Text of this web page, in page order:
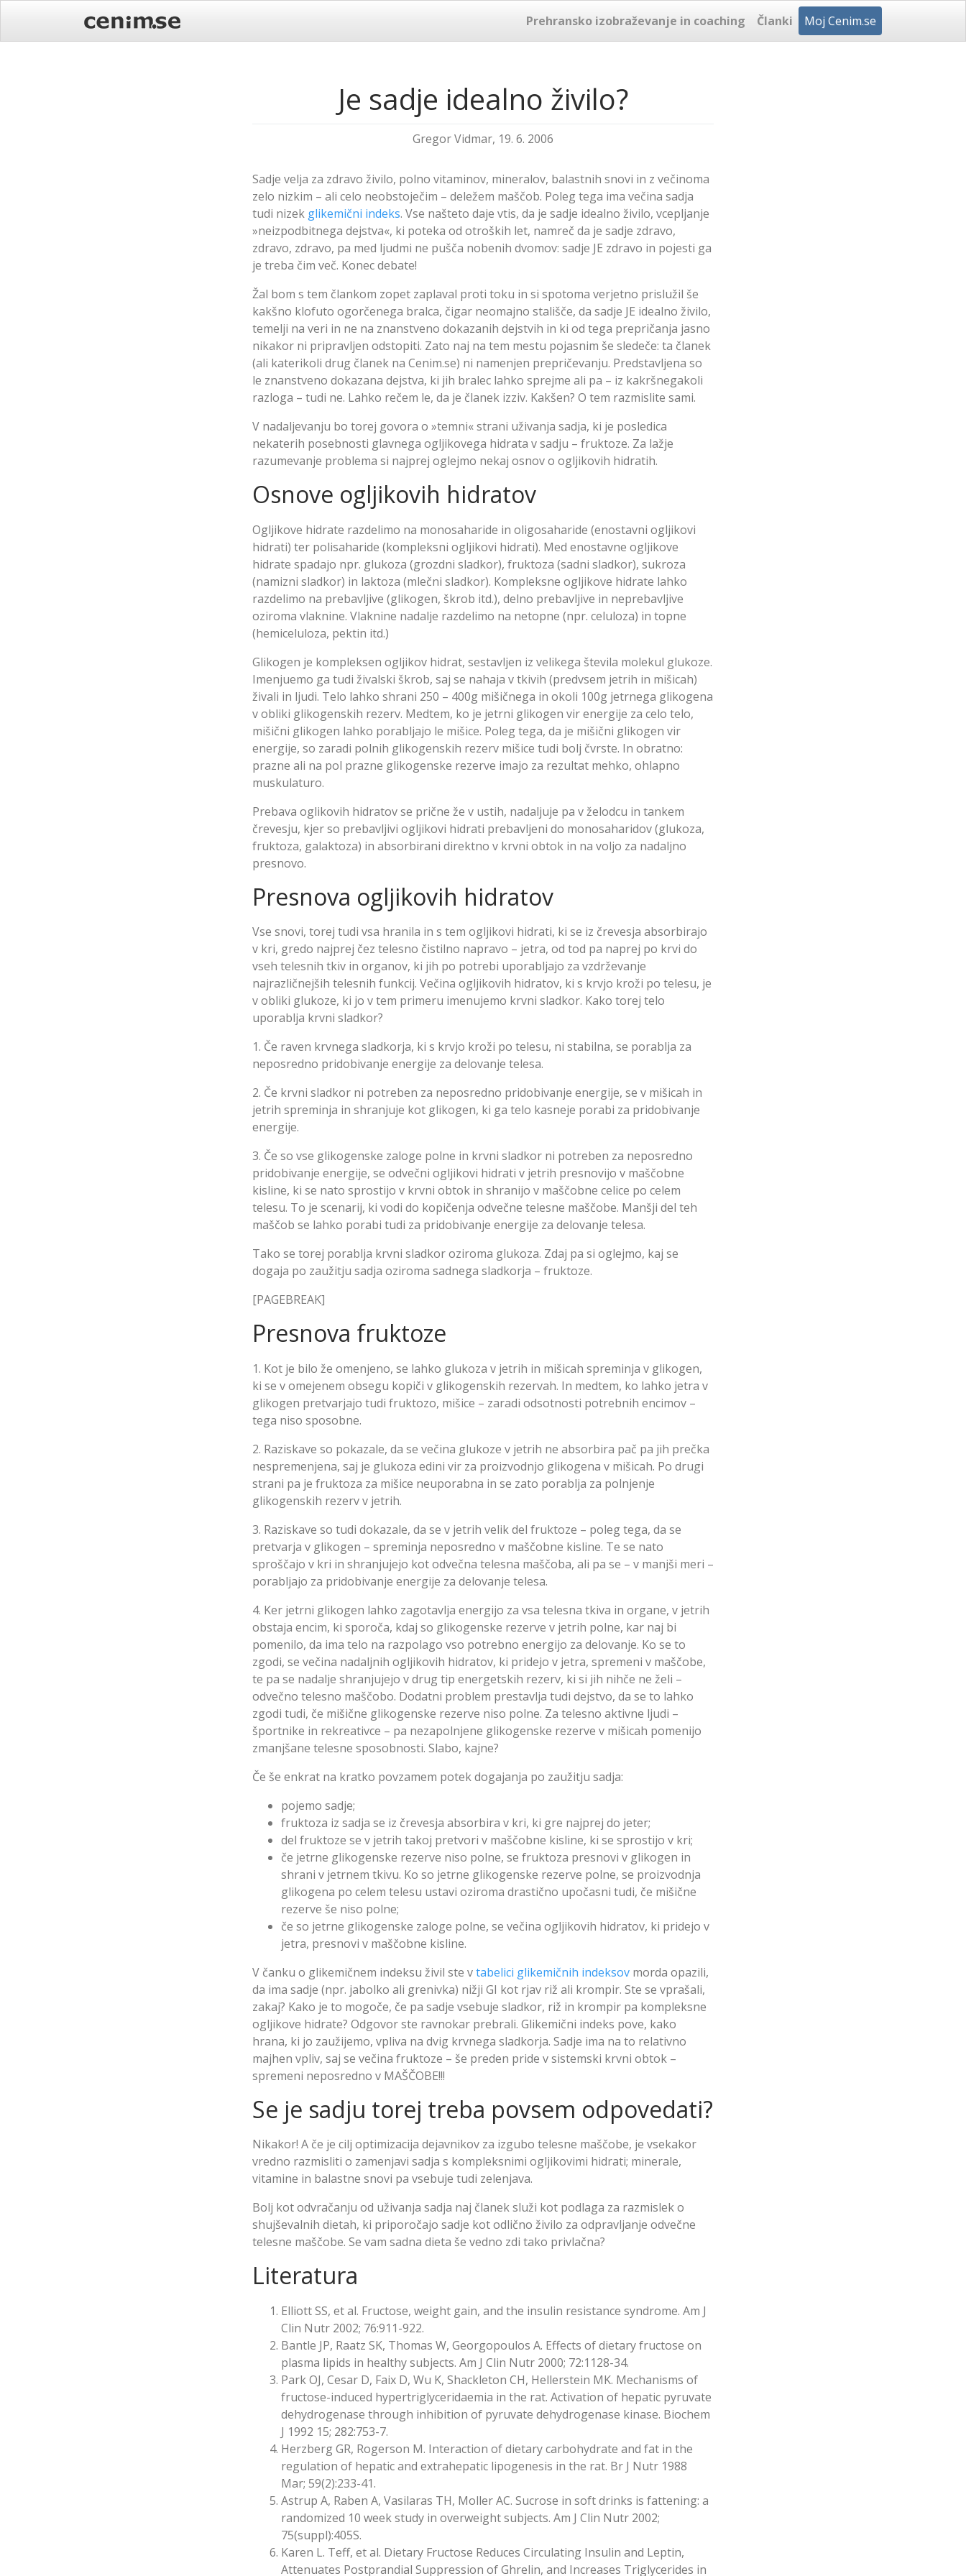
content
Prehransko izobraževanje in coaching Članki Moj Cenim.se
Je sadje idealno živilo?
Gregor Vidmar, 19. 6. 2006
Sadje velja za zdravo živilo, polno vitaminov, mineralov, balastnih snovi in z večinoma
zelo nizkim – ali celo neobstoječim – deležem maščob. Poleg tega ima večina sadja
tudi nizek glikemični indeks. Vse našteto daje vtis, da je sadje idealno živilo, vcepljanje
»neizpodbitnega dejstva«, ki poteka od otroških let, namreč da je sadje zdravo,
zdravo, zdravo, pa med ljudmi ne pušča nobenih dvomov: sadje JE zdravo in pojesti ga
je treba čim več. Konec debate!
Žal bom s tem člankom zopet zaplaval proti toku in si spotoma verjetno prislužil še
kakšno klofuto ogorčenega bralca, čigar neomajno stališče, da sadje JE idealno živilo,
temelji na veri in ne na znanstveno dokazanih dejstvih in ki od tega prepričanja jasno
nikakor ni pripravljen odstopiti. Zato naj na tem mestu pojasnim še sledeče: ta članek
(ali katerikoli drug članek na Cenim.se) ni namenjen prepričevanju. Predstavljena so
le znanstveno dokazana dejstva, ki jih bralec lahko sprejme ali pa – iz kakršnegakoli
razloga – tudi ne. Lahko rečem le, da je članek izziv. Kakšen? O tem razmislite sami.
V nadaljevanju bo torej govora o »temni« strani uživanja sadja, ki je posledica
nekaterih posebnosti glavnega ogljikovega hidrata v sadju – fruktoze. Za lažje
razumevanje problema si najprej oglejmo nekaj osnov o ogljikovih hidratih.
Osnove ogljikovih hidratov
Ogljikove hidrate razdelimo na monosaharide in oligosaharide (enostavni ogljikovi
hidrati) ter polisaharide (kompleksni ogljikovi hidrati). Med enostavne ogljikove
hidrate spadajo npr. glukoza (grozdni sladkor), fruktoza (sadni sladkor), sukroza
(namizni sladkor) in laktoza (mlečni sladkor). Kompleksne ogljikove hidrate lahko
razdelimo na prebavljive (glikogen, škrob itd.), delno prebavljive in neprebavljive
oziroma vlaknine. Vlaknine nadalje razdelimo na netopne (npr. celuloza) in topne
(hemiceluloza, pektin itd.)
Glikogen je kompleksen ogljikov hidrat, sestavljen iz velikega števila molekul glukoze.
Imenjuemo ga tudi živalski škrob, saj se nahaja v tkivih (predvsem jetrih in mišicah)
živali in ljudi. Telo lahko shrani 250 – 400g mišičnega in okoli 100g jetrnega glikogena
v obliki glikogenskih rezerv. Medtem, ko je jetrni glikogen vir energije za celo telo,
mišični glikogen lahko porabljajo le mišice. Poleg tega, da je mišični glikogen vir
energije, so zaradi polnih glikogenskih rezerv mišice tudi bolj čvrste. In obratno:
prazne ali na pol prazne glikogenske rezerve imajo za rezultat mehko, ohlapno
muskulaturo.
Prebava oglikovih hidratov se prične že v ustih, nadaljuje pa v želodcu in tankem
črevesju, kjer so prebavljivi ogljikovi hidrati prebavljeni do monosaharidov (glukoza,
fruktoza, galaktoza) in absorbirani direktno v krvni obtok in na voljo za nadaljno
presnovo.
Presnova ogljikovih hidratov
Vse snovi, torej tudi vsa hranila in s tem ogljikovi hidrati, ki se iz črevesja absorbirajo
v kri, gredo najprej čez telesno čistilno napravo – jetra, od tod pa naprej po krvi do
vseh telesnih tkiv in organov, ki jih po potrebi uporabljajo za vzdrževanje
najrazličnejših telesnih funkcij. Večina ogljikovih hidratov, ki s krvjo kroži po telesu, je
v obliki glukoze, ki jo v tem primeru imenujemo krvni sladkor. Kako torej telo
uporablja krvni sladkor?
1. Če raven krvnega sladkorja, ki s krvjo kroži po telesu, ni stabilna, se porablja za
neposredno pridobivanje energije za delovanje telesa.
2. Če krvni sladkor ni potreben za neposredno pridobivanje energije, se v mišicah in
jetrih spreminja in shranjuje kot glikogen, ki ga telo kasneje porabi za pridobivanje
energije.
3. Če so vse glikogenske zaloge polne in krvni sladkor ni potreben za neposredno
pridobivanje energije, se odvečni ogljikovi hidrati v jetrih presnovijo v maščobne
kisline, ki se nato sprostijo v krvni obtok in shranijo v maščobne celice po celem
telesu. To je scenarij, ki vodi do kopičenja odvečne telesne maščobe. Manšji del teh
maščob se lahko porabi tudi za pridobivanje energije za delovanje telesa.
Tako se torej porablja krvni sladkor oziroma glukoza. Zdaj pa si oglejmo, kaj se
dogaja po zaužitju sadja oziroma sadnega sladkorja – fruktoze.
[PAGEBREAK]
Presnova fruktoze
1. Kot je bilo že omenjeno, se lahko glukoza v jetrih in mišicah spreminja v glikogen,
ki se v omejenem obsegu kopiči v glikogenskih rezervah. In medtem, ko lahko jetra v
glikogen pretvarjajo tudi fruktozo, mišice – zaradi odsotnosti potrebnih encimov –
tega niso sposobne.
2. Raziskave so pokazale, da se večina glukoze v jetrih ne absorbira pač pa jih prečka
nespremenjena, saj je glukoza edini vir za proizvodnjo glikogena v mišicah. Po drugi
strani pa je fruktoza za mišice neuporabna in se zato porablja za polnjenje
glikogenskih rezerv v jetrih.
3. Raziskave so tudi dokazale, da se v jetrih velik del fruktoze – poleg tega, da se
pretvarja v glikogen – spreminja neposredno v maščobne kisline. Te se nato
sproščajo v kri in shranjujejo kot odvečna telesna maščoba, ali pa se – v manjši meri –
porabljajo za pridobivanje energije za delovanje telesa.
4. Ker jetrni glikogen lahko zagotavlja energijo za vsa telesna tkiva in organe, v jetrih
obstaja encim, ki sporoča, kdaj so glikogenske rezerve v jetrih polne, kar naj bi
pomenilo, da ima telo na razpolago vso potrebno energijo za delovanje. Ko se to
zgodi, se večina nadaljnih ogljikovih hidratov, ki pridejo v jetra, spremeni v maščobe,
te pa se nadalje shranjujejo v drug tip energetskih rezerv, ki si jih nihče ne želi –
odvečno telesno maščobo. Dodatni problem prestavlja tudi dejstvo, da se to lahko
zgodi tudi, če mišične glikogenske rezerve niso polne. Za telesno aktivne ljudi –
športnike in rekreativce – pa nezapolnjene glikogenske rezerve v mišicah pomenijo
zmanjšane telesne sposobnosti. Slabo, kajne?
Če še enkrat na kratko povzamem potek dogajanja po zaužitju sadja:
pojemo sadje;
fruktoza iz sadja se iz črevesja absorbira v kri, ki gre najprej do jeter;
del fruktoze se v jetrih takoj pretvori v maščobne kisline, ki se sprostijo v kri;
če jetrne glikogenske rezerve niso polne, se fruktoza presnovi v glikogen in
shrani v jetrnem tkivu. Ko so jetrne glikogenske rezerve polne, se proizvodnja
glikogena po celem telesu ustavi oziroma drastično upočasni tudi, če mišične
rezerve še niso polne;
če so jetrne glikogenske zaloge polne, se večina ogljikovih hidratov, ki pridejo v
jetra, presnovi v maščobne kisline.
V čanku o glikemičnem indeksu živil ste vtabelici glikemičnih indeksov morda opazili,
da ima sadje (npr. jabolko ali grenivka) nižji GI kot rjav riž ali krompir. Ste se vprašali,
zakaj? Kako je to mogoče, če pa sadje vsebuje sladkor, riž in krompir pa kompleksne
ogljikove hidrate? Odgovor ste ravnokar prebrali. Glikemični indeks pove, kako
hrana, ki jo zaužijemo, vpliva na dvig krvnega sladkorja. Sadje ima na to relativno
majhen vpliv, saj se večina fruktoze – še preden pride v sistemski krvni obtok –
spremeni neposredno v MAŠČOBE!!!
Se je sadju torej treba povsem odpovedati?
Nikakor! A če je cilj optimizacija dejavnikov za izgubo telesne maščobe, je vsekakor
vredno razmisliti o zamenjavi sadja s kompleksnimi ogljikovimi hidrati; minerale,
vitamine in balastne snovi pa vsebuje tudi zelenjava.
Bolj kot odvračanju od uživanja sadja naj članek služi kot podlaga za razmislek o
shujševalnih dietah, ki priporočajo sadje kot odlično živilo za odpravljanje odvečne
telesne maščobe. Se vam sadna dieta še vedno zdi tako privlačna?
Literatura
Elliott SS, et al. Fructose, weight gain, and the insulin resistance syndrome. Am J
Clin Nutr 2002; 76:911-922.
Bantle JP, Raatz SK, Thomas W, Georgopoulos A. Effects of dietary fructose on
plasma lipids in healthy subjects. Am J Clin Nutr 2000; 72:1128-34.
Park OJ, Cesar D, Faix D, Wu K, Shackleton CH, Hellerstein MK. Mechanisms of
fructose-induced hypertriglyceridaemia in the rat. Activation of hepatic pyruvate
dehydrogenase through inhibition of pyruvate dehydrogenase kinase. Biochem
J 1992 15; 282:753-7.
Herzberg GR, Rogerson M. Interaction of dietary carbohydrate and fat in the
regulation of hepatic and extrahepatic lipogenesis in the rat. Br J Nutr 1988
Mar; 59(2):233-41.
Astrup A, Raben A, Vasilaras TH, Moller AC. Sucrose in soft drinks is fattening: a
randomized 10 week study in overweight subjects. Am J Clin Nutr 2002;
75(suppl):405S.
Karen L. Teff, et al. Dietary Fructose Reduces Circulating Insulin and Leptin,
Attenuates Postprandial Suppression of Ghrelin, and Increases Triglycerides in